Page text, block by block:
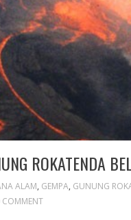
ROKATENDA
ALAM, GEMPA, GUNUNG
COMMENT